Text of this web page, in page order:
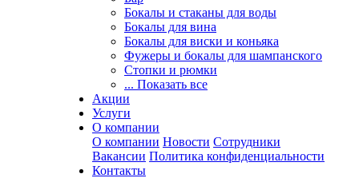
Бокалы и стаканы для воды
Бокалы для вина
Бокалы для виски и коньяка
Фужеры и бокалы для шампанского
Стопки и рюмки
... Показать все
Акции
Услуги
О компании
О компании Новости Сотрудники
Вакансии Политика конфиденциальности
Контакты